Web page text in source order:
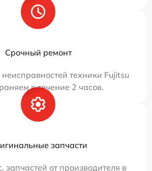
Срочный ремонт
техники Fujitsu
в течение 2 часов.
запчасти
запчастей от производителя в